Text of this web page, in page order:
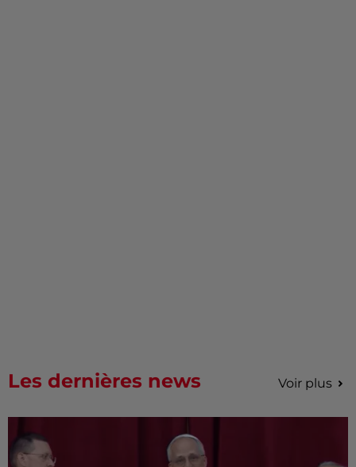
Les dernières news Voir plus